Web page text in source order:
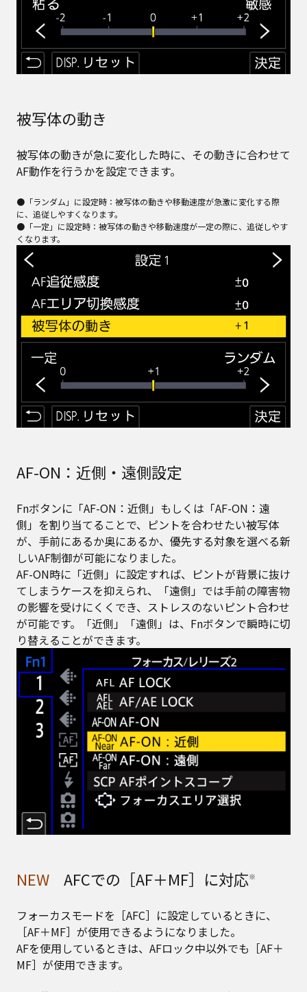
被写体の動き
被写体の動きが急に変化した時に、その動きに合わせて
AF動作を行うかを設定できます。
●「ランダム」に設定時：被写体の動きや移動速度が急激に変化する際
に、追従しやすくなります。
●「一定」に設定時：被写体の動きや移動速度が一定の際に、追従しやす
くなります。
AF-ON：近側・遠側設定
Fnボタンに「AF-ON：近側」もしくは「AF-ON：遠
側」を割り当てることで、ピントを合わせたい被写体
が、手前にあるか奥にあるか、優先する対象を選べる新
しいAF制御が可能になりました。
AF-ON時に「近側」に設定すれば、ピントが背景に抜け
てしまうケースを抑えられ、「遠側」では手前の障害物
の影響を受けにくくでき、ストレスのないピント合わせ
が可能です。「近側」「遠側」は、Fnボタンで瞬時に切
り替えることができます。
NEW AFCでの［AF＋MF］に対応※
フォーカスモードを［AFC］に設定しているときに、
［AF＋MF］が使用できるようになりました。
AFを使用しているときは、AFロック中以外でも［AF＋
MF］が使用できます。